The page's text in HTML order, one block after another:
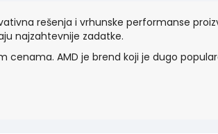
rešenja i vrhunske performanse
najzahtevnije zadatke.
AMD je brend koji je dugo